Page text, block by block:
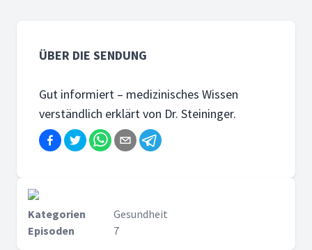
ÜBER DIE SENDUNG
Gut informiert – medizinisches Wissen
verständlich erklärt von Dr. Steininger.
Kategorien
Gesundheit
Episoden
7